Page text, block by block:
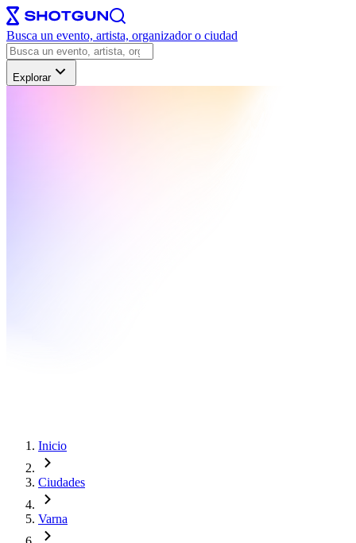
Busca un evento, artista, organizador o ciudad
Explorar
Inicio
Ciudades
Varna